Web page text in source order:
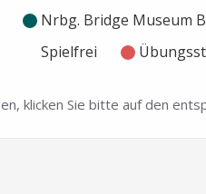
ohne
Titel
ohne
Titel
Nrbg. Bridge Museum
Spielfrei
klicken Sie bitte auf den